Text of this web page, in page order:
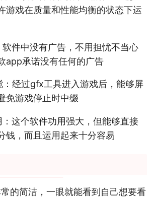
游戏在质量和性能均衡的状态下运
件中没有广告，不用担忧不当心
app承诺没有任何的广告
：经过gfx工具进入游戏后，能够屏
免游戏停止时中缀
这个软件功用强大，但能够直接
钱，而且运用起来十分容易
的简洁，一眼就能看到自己想要看